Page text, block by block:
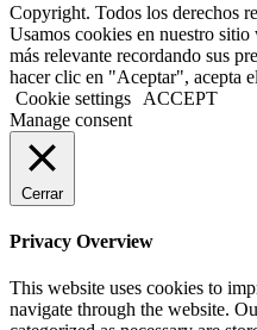
Copyright. Todos los derechos
Usamos cookies en nuestro
más relevante recordando sus
hacer clic en "Aceptar", acepta
Cookie settings
ACCEPT
Manage consent
Cerrar
Privacy Overview
This website uses cookies to
navigate through the website.